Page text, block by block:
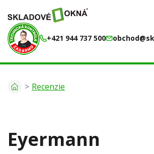
+421 944 737 500
Recenzie
Eyermann